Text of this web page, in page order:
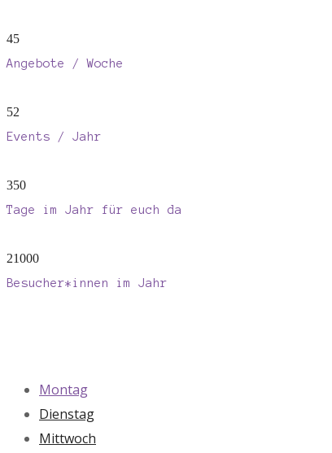
45
Angebote / Woche
52
Events / Jahr
350
Tage im Jahr für euch da
21000
Besucher*innen im Jahr
Montag
Dienstag
Mittwoch